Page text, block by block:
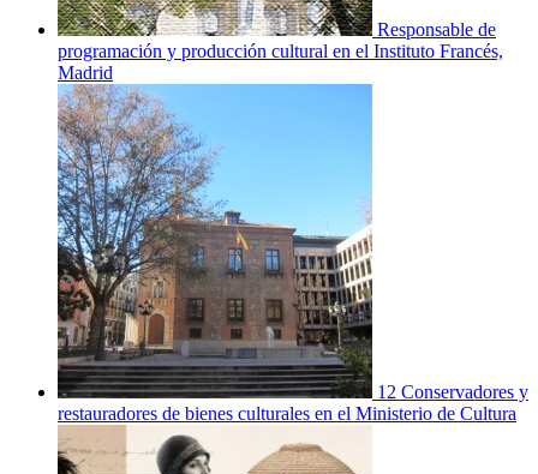
Responsable de
programación y producción cultural en el Instituto Francés,
Madrid
12 Conservadores y
restauradores de bienes culturales en el Ministerio de Cultura